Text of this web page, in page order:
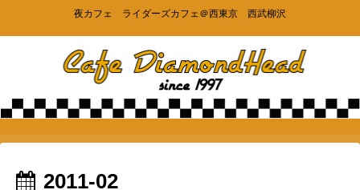
夜カフェ ライダーズカフェ＠西東京 西武柳沢
2011-02